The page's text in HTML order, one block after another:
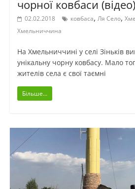
чорної ковбаси (відео)
02.02.2018 ковбаса, Ля Село,
Хмельниччина
На Хмельниччині у селі Зіньків
унікальну чорну ковбасу. Мало
жителів села є свої таємні
Більше...